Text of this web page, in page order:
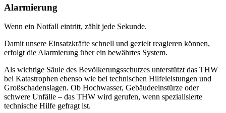
Alarmierung
Wenn ein Notfall eintritt, zählt jede Sekunde.
Damit unsere Einsatzkräfte schnell und gezielt reagieren können,
erfolgt die Alarmierung über ein bewährtes System.
Als wichtige Säule des Bevölkerungsschutzes unterstützt das THW
bei Katastrophen ebenso wie bei technischen Hilfeleistungen und
Großschadenslagen. Ob Hochwasser, Gebäudeeinstürze oder
schwere Unfälle – das THW wird gerufen, wenn spezialisierte
technische Hilfe gefragt ist.